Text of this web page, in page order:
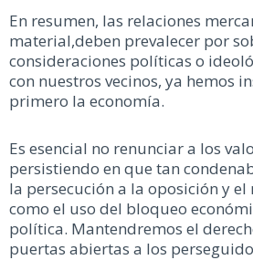
En resumen, las relaciones
material,deben prevalecer por
consideraciones políticas o
con nuestros vecinos, ya hemos
primero la economía.
Es esencial no renunciar a los
persistiendo en que tan
la persecución a la oposición y el
como el uso del bloqueo
política. Mantendremos el
puertas abiertas a los